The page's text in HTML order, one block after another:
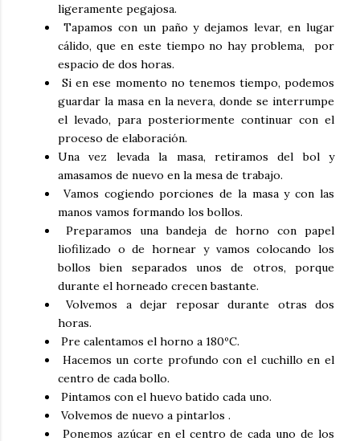
ligeramente pegajosa.
Tapamos con un paño y dejamos levar, en lugar
cálido, que en este tiempo no hay problema, por
espacio de dos horas.
Si en ese momento no tenemos tiempo, podemos
guardar la masa en la nevera, donde se interrumpe
el levado, para posteriormente continuar con el
proceso de elaboración.
Una vez levada la masa, retiramos del bol y
amasamos de nuevo en la mesa de trabajo.
Vamos cogiendo porciones de la masa y con las
manos vamos formando los bollos.
Preparamos una bandeja de horno con papel
liofilizado o de hornear y vamos colocando los
bollos bien separados unos de otros, porque
durante el horneado crecen bastante.
Volvemos a dejar reposar durante otras dos
horas.
Pre calentamos el horno a 180ºC.
Hacemos un corte profundo con el cuchillo en el
centro de cada bollo.
Pintamos con el huevo batido cada uno.
Volvemos de nuevo a pintarlos .
Ponemos azúcar en el centro de cada uno de los